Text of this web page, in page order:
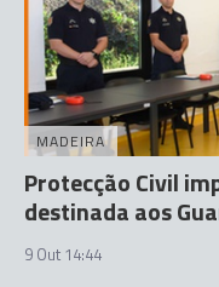
MADEIRA
Protecção Civil
destinada aos
9 Out 14:44